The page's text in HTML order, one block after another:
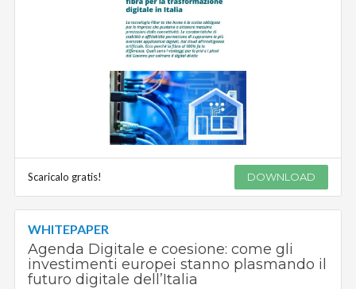
Scaricalo gratis! DOWNLOAD
WHITEPAPER
Agenda Digitale e coesione: come gli
investimenti europei stanno plasmando il
futuro digitale dell’Italia